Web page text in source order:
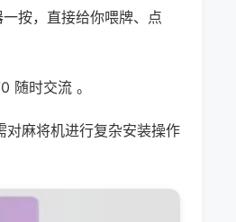
按，直接给你喂牌、点
随时交流 。
对麻将机进行复杂安装操作